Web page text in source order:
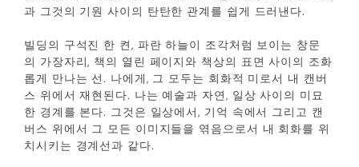
과 그것의 기원 사이의 탄탄한 관계를 쉽게 드러낸다.
빌딩의 구석진 한 켠, 파란 하늘이 조각처럼 보이는 창문
의 가장자리, 책의 열린 페이지와 책상의 표면 사이의 조화
롭게 만나는 선. 나에게, 그 모두는 회화적 미로서 내 캔버
스 위에서 재현된다. 나는 예술과 자연, 일상 사이의 미묘
한 경계를 본다. 그것은 일상에서, 기억 속에서 그리고 캔
버스 위에서 그 모든 이미지들을 엮음으로서 내 회화를 위
치시키는 경계선과 같다.